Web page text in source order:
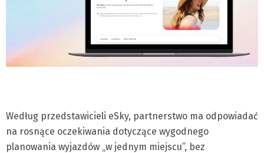
Według przedstawicieli eSky, partnerstwo ma odpowiadać
na rosnące oczekiwania dotyczące wygodnego
planowania wyjazdów „w jednym miejscu”, bez